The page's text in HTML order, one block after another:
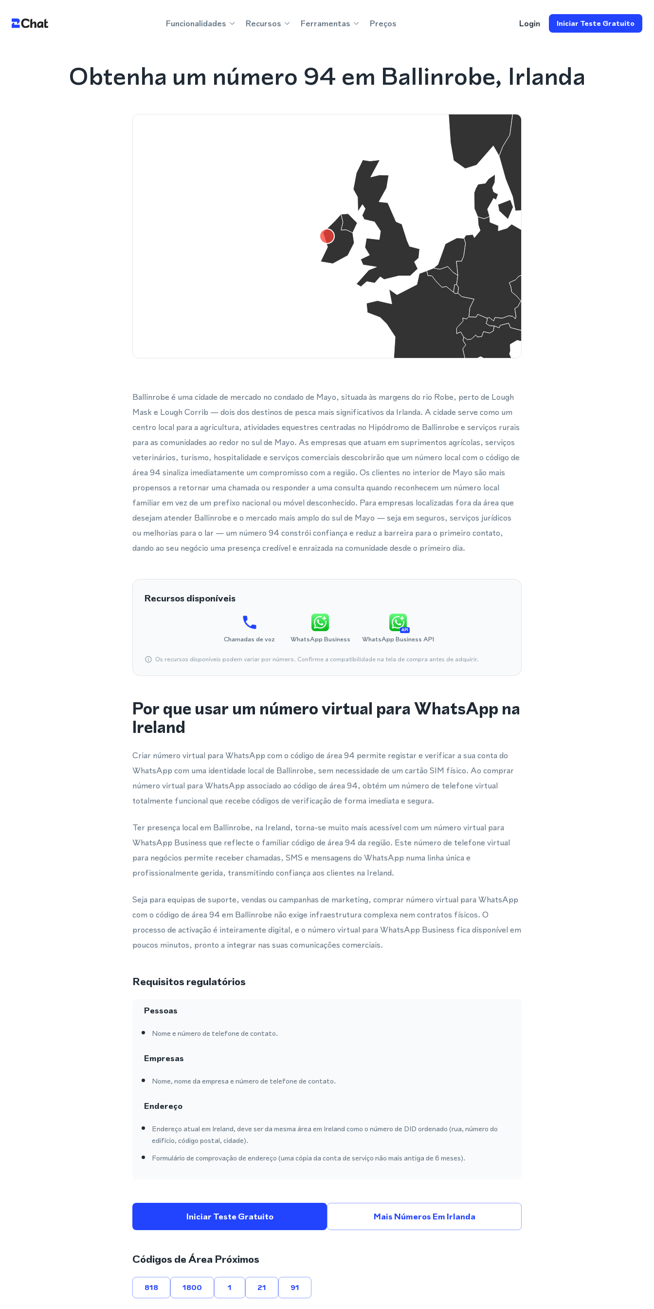
Funcionalidades Recursos Ferramentas Preços Login Iniciar Teste Gratuito
Obtenha um número 94 em Ballinrobe, Irlanda
Ballinrobe é uma cidade de mercado no condado de Mayo, situada às margens do rio Robe, perto de Lough
Mask e Lough Corrib — dois dos destinos de pesca mais significativos da Irlanda. A cidade serve como um
centro local para a agricultura, atividades equestres centradas no Hipódromo de Ballinrobe e serviços rurais
para as comunidades ao redor no sul de Mayo. As empresas que atuam em suprimentos agrícolas, serviços
veterinários, turismo, hospitalidade e serviços comerciais descobrirão que um número local com o código de
área 94 sinaliza imediatamente um compromisso com a região. Os clientes no interior de Mayo são mais
propensos a retornar uma chamada ou responder a uma consulta quando reconhecem um número local
familiar em vez de um prefixo nacional ou móvel desconhecido. Para empresas localizadas fora da área que
desejam atender Ballinrobe e o mercado mais amplo do sul de Mayo — seja em seguros, serviços jurídicos
ou melhorias para o lar — um número 94 constrói confiança e reduz a barreira para o primeiro contato,
dando ao seu negócio uma presença credível e enraizada na comunidade desde o primeiro dia.
Recursos disponíveis
Chamadas de voz WhatsApp Business
API
WhatsApp Business API
Os recursos disponíveis podem variar por número. Confirme a compatibilidade na tela de compra antes de adquirir.
Por que usar um número virtual para WhatsApp na
Ireland
Criar número virtual para WhatsApp com o código de área 94 permite registar e verificar a sua conta do
WhatsApp com uma identidade local de Ballinrobe, sem necessidade de um cartão SIM físico. Ao comprar
número virtual para WhatsApp associado ao código de área 94, obtém um número de telefone virtual
totalmente funcional que recebe códigos de verificação de forma imediata e segura.
Ter presença local em Ballinrobe, na Ireland, torna-se muito mais acessível com um número virtual para
WhatsApp Business que reflecte o familiar código de área 94 da região. Este número de telefone virtual
para negócios permite receber chamadas, SMS e mensagens do WhatsApp numa linha única e
profissionalmente gerida, transmitindo confiança aos clientes na Ireland.
Seja para equipas de suporte, vendas ou campanhas de marketing, comprar número virtual para WhatsApp
com o código de área 94 em Ballinrobe não exige infraestrutura complexa nem contratos físicos. O
processo de activação é inteiramente digital, e o número virtual para WhatsApp Business fica disponível em
poucos minutos, pronto a integrar nas suas comunicações comerciais.
Requisitos regulatórios
Pessoas
Nome e número de telefone de contato.
Empresas
Nome, nome da empresa e número de telefone de contato.
Endereço
Endereço atual em Ireland, deve ser da mesma área em Ireland como o número de DID ordenado (rua, número do
edifício, código postal, cidade).
Formulário de comprovação de endereço (uma cópia da conta de serviço não mais antiga de 6 meses).
Iniciar Teste Gratuito Mais Números Em Irlanda
Códigos de Área Próximos
818 1800 1 21 91